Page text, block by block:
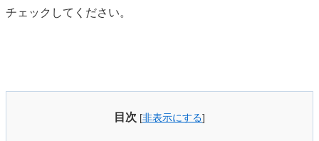
チェックしてください。
目次 [非表示にする]